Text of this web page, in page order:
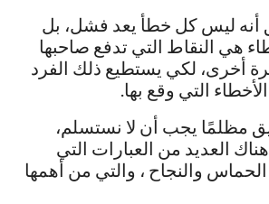
أنه ليس كل خطأ يعد فشل، بل
هي النقاط التي تدفع صاحبها
أخرى، لكي يستطيع ذلك الفرد
التي وقع بها.
مظلمًا يجب أن لا نستسلم،
العديد من العبارات التي
والنجاح ، والتي من أهمها